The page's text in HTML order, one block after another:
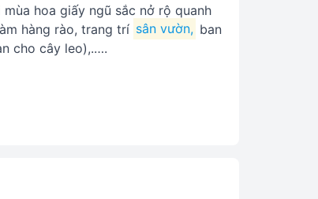
hoa giấy ngũ sắc nở rộ quanh
hàng rào, trang trí sân vườn, ban
cho cây leo),.….